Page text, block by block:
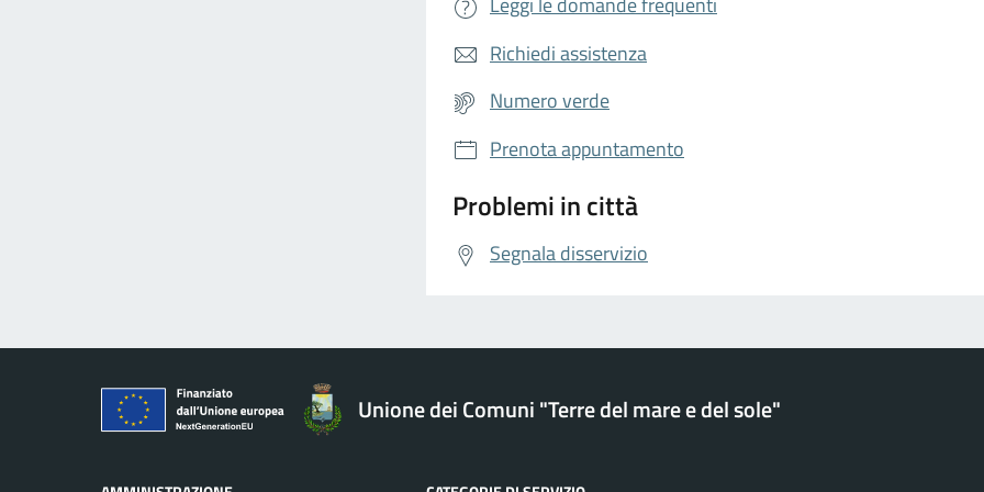
Richiedi assistenza
Numero verde
Prenota appuntamento
Problemi in città
Segnala disservizio
Unione dei Comuni "Terre del mare e del sole"